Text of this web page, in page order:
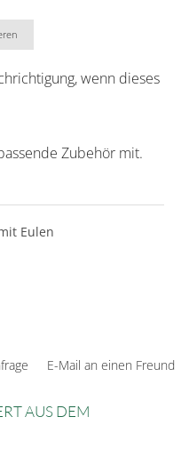
wenn dieses
Zubehör mit.
Eulen
E-Mail an einen Freund
AUS DEM